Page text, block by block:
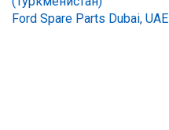
Ford Spare Parts Dubai, UAE